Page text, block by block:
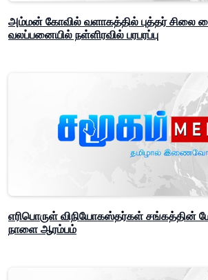
அம்மன் கோவில் வளாகத்தில் புத்தர் சிலை
வலப்பனையில் நள்ளிரவில் பரபரப்பு
எரிபொருள் விநியோகஸ்தர்கள் சங்கத்தின்
நாளை ஆரம்பம்